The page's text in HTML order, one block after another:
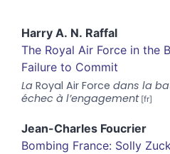
Harry A. N. Raffal
The Royal Air Force in the
Failure to Commit
La Royal Air Force dans la
échec à l’engagement
Jean-Charles Foucrier
Bombing France: Solly